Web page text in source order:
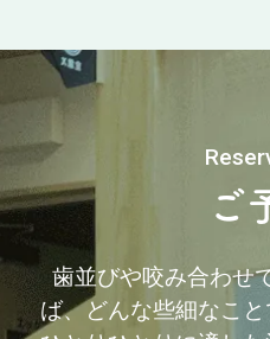
ご
歯並びや咬み合わせ
ば、どんな些細なこ